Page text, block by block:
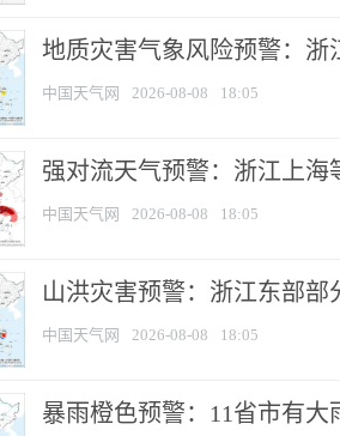
地质灾害气象风险预警：
中国天气网 2026-08-08 18:05
强对流天气预警：浙江上海
中国天气网 2026-08-08 18:05
山洪灾害预警：浙江东部
中国天气网 2026-08-08 18:05
暴雨橙色预警：11省市有